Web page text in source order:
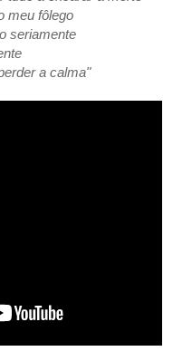
meu fôlego
seriamente
a calma"